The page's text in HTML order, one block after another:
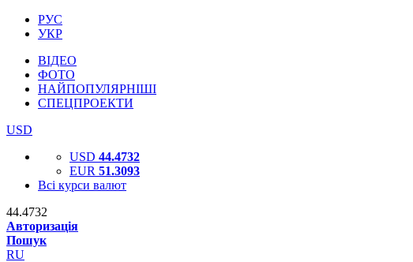
РУС
УКР
ВІДЕО
ФОТО
НАЙПОПУЛЯРНІШІ
СПЕЦПРОЕКТИ
USD
USD 44.4732
EUR 51.3093
Всі курси валют
44.4732
Авторизація
Пошук
RU